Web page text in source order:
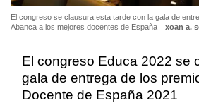
El congreso se clausura esta tarde con la gala de
Abanca a los mejores docentes de España
xoan a.
El congreso Educa 2022 se
gala de entrega de los
Docente de España 2021